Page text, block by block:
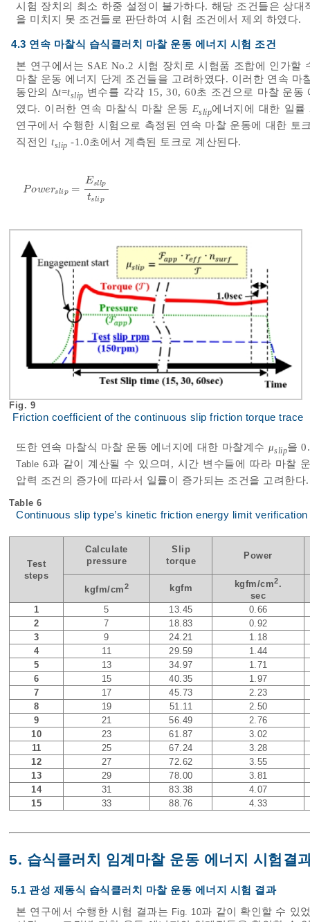
시험 장치의 최소 하중 설정이 불가하다. 해당 조건들은 상
을 미치지 못 조건들로 판단하여 시험 조건에서 제외 하였다.
4.3 연속 마찰식 습식클러치 마찰 운동 에너지 시험 조건
본 연구에서는 SAE No.2 시험 장치로 시험품 조합에 인가
마찰 운동 에너지 단계 조건들을 고려하였다. 이러한 연속
동안의 ∆t=tslip 변수를 각각 15, 30, 60초 조건으로 마찰 운
였다. 이러한 연속 마찰식 마찰 운동 Eslip에너지에 대한 일률
연구에서 수행한 시험으로 측정된 연속 마찰 운동에 대한 토
직전인 tslip -1.0초에서 계측된 토크로 계산된다.
Powerslip =
Esllp
tslip
Powersli p= Esllp
Fig. 9
Friction coefficient of the continuous slip friction torque trace
또한 연속 마찰식 마찰 운동 에너지에 대한 마찰계수 μslip을
Table 6과 같이 계산될 수 있으며, 시간 변수들에 따라 마찰
압력 조건의 증가에 따라서 일률이 증가되는 조건을 고려한다.
Table 6
Continuous slip type’s kinetic friction energy limit
Test
steps
Calculate
pressure
Slip
torque
Power
kgfm/cm2 kgfm kgfm/cm2.
sec
1
5 13.45
0.66
2
7 18.83
0.92
3
9 24.21
1.18
4
11 29.59
1.44
5
13 34.97
1.71
6
15 40.35
1.97
7
17 45.73
2.23
8
19 51.11
2.50
9
21 56.49
2.76
10
23 61.87
3.02
11
25 67.24
3.28
12
27 72.62
3.55
13
29 78.00
3.81
14
31 83.38
4.07
15
33 88.76 4.33
5. 습식클러치 임계마찰 운동 에너지 시험결
5.1 관성 제동식 습식클러치 마찰 운동 에너지 시험 결과
본 연구에서 수행한 시험 결과는 Fig. 10과 같이 확인할 수 있